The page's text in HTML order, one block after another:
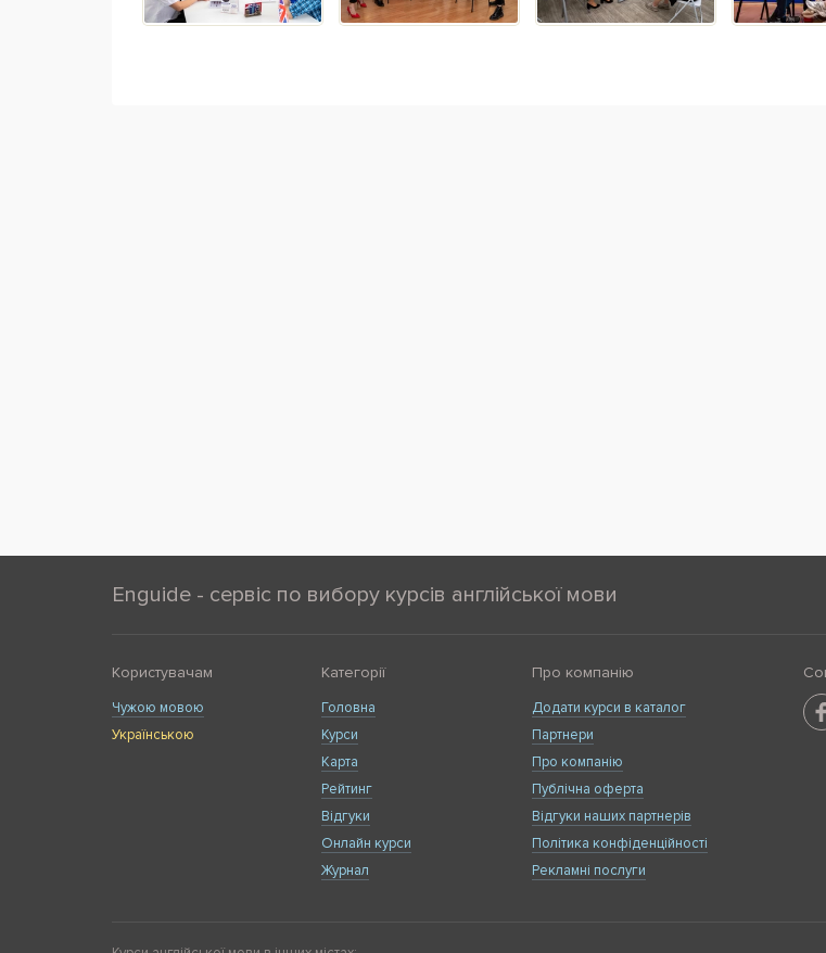
Enguide - сервіс по вибору курсів англійської мови
Користувачам
Чужою мовою
Українською
Категорії
Головна
Курси
Карта
Рейтинг
Відгуки
Онлайн курси
Журнал
Про компанію
Додати курси в каталог
Партнери
Про компанію
Публічна оферта
Відгуки наших партнерів
Політика конфіденційності
Рекламні послуги